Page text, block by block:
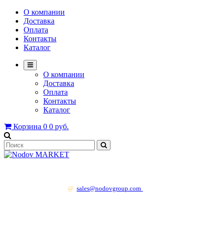
О компании
Доставка
Оплата
Контакты
Каталог
О компании
Доставка
Оплата
Контакты
Каталог
Корзина 0 0 руб.
@ sales@nodovgroup.com